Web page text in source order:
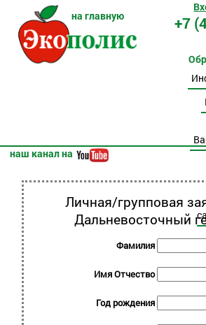
на главную
наш канал на
+7
Личная/групповая
Дальневосточный
Фамилия
Имя Отчество
Год рождения